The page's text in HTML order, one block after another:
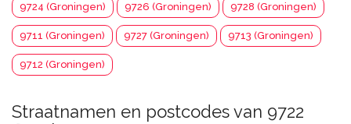
9724 (Groningen) 9726 (Groningen) 9728 (Groningen)
9711 (Groningen) 9727 (Groningen) 9713 (Groningen)
9712 (Groningen)
Straatnamen en postcodes van 9722